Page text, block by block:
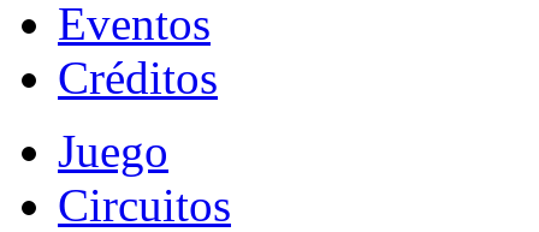
Eventos
Créditos
Juego
Circuitos